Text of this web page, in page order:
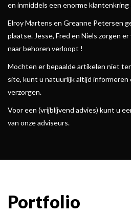
en inmiddels een enorme
Elroy Martens en Greanne Petersen
plaatse. Jesse, Fred en Niels zorgen
naar behoren verloopt !
Mochten er bepaalde artikelen niet
site, kunt u natuurlijk altijd informeren
verzorgen.
Voor een (vrijblijvend advies) kunt u
van onze adviseurs.
Portfolio